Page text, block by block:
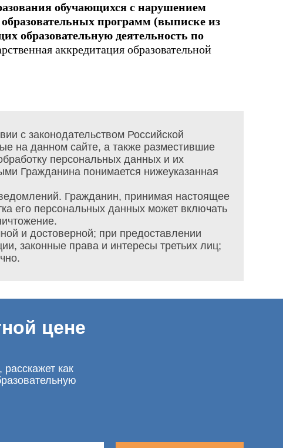
обучающихся с нарушением
программ (выписке из
образовательную деятельность по
аккредитация образовательной
с законодательством Российской
на данном сайте, а также разместившие
персональных данных и их
Гражданина понимается нижеуказанная
Гражданин, принимая настоящее
его персональных данных может включать
и достоверной; при предоставлении
законные права и интересы третьих лиц;
цене
как